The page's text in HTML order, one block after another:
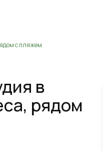
с пляжем
в
рядом